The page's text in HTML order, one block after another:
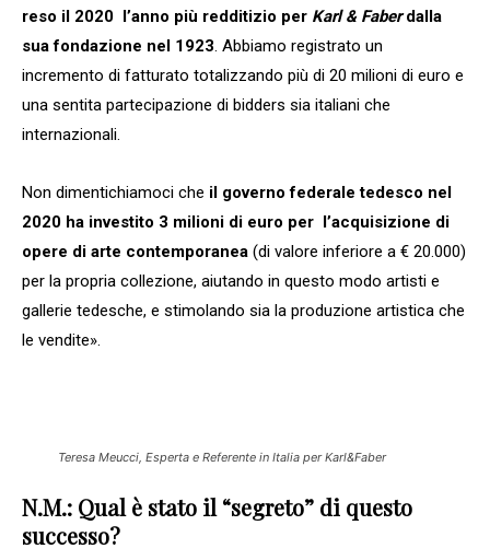
reso il 2020 l’anno più redditizio per Karl & Faberdalla
sua fondazione nel 1923. Abbiamo registrato un
incremento di fatturato totalizzando più di 20 milioni di euro e
una sentita partecipazione di bidders sia italiani che
internazionali.
Non dimentichiamoci che il governo federale tedesco nel
2020 ha investito 3 milioni di euro per l’acquisizione di
opere di arte contemporanea (di valore inferiore a € 20.000)
per la propria collezione, aiutando in questo modo artisti e
gallerie tedesche, e stimolando sia la produzione artistica che
le vendite».
Teresa Meucci, Esperta e Referente in Italia per Karl&Faber
N.M.: Qual è stato il “segreto” di questo
successo?